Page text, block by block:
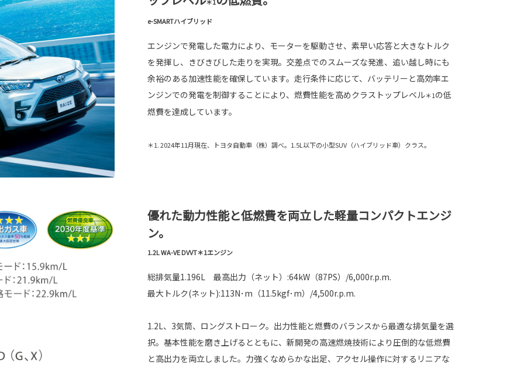
e-SMARTハイブリッド
エンジンで発電した電力により、モーターを駆動させ、素早い応答と大きなトルク
を発揮し、きびきびした走りを実現。交差点でのスムーズな発進、追い越し時にも
余裕のある加速性能を確保しています。走行条件に応じて、バッテリーと高効率エ
ンジンでの発電を制御することにより、燃費性能を高めクラストップレベル＊1の低
燃費を達成しています。
＊1. 2024年11月現在、トヨタ自動車（株）調べ。1.5L以下の小型SUV（ハイブリッド車）クラス。
優れた動力性能と低燃費を両立した軽量コンパクトエンジ
ン。
1.2L WA-VE DVVT＊1エンジン
総排気量1.196L 最高出力（ネット）:64kW（87PS）/6,000r.p.m.
最大トルク(ネット):113N･m（11.5kgf･m）/4,500r.p.m.
1.2L、3気筒、ロングストローク。出力性能と燃費のバランスから最適な排気量を選
択。基本性能を磨き上げるとともに、新開発の高速燃焼技術により圧倒的な低燃費
と高出力を両立しました。力強くなめらかな出足、アクセル操作に対するリニアな